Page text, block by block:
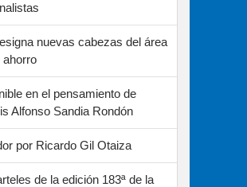
nuevas cabezas del área
ahorro
en el pensamiento de
Alfonso Sandia Rondón
por Ricardo Gil Otaiza
de la edición 183ª de la